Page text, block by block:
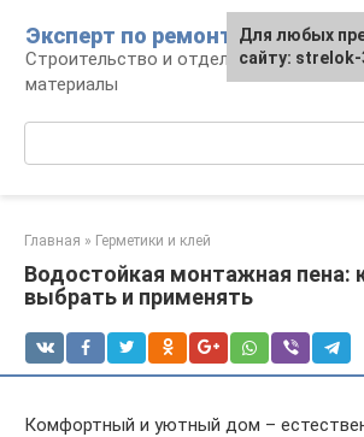
контенту
Эксперт по ремонту
Строительство и отделка: работы и
материалы
Главная » Герметики и клей
Водостойкая монтажная пена:
выбрать и применять
Комфортный и уютный дом –
Для любых
сайту: strelok-
Для любых
сайту: strelok-